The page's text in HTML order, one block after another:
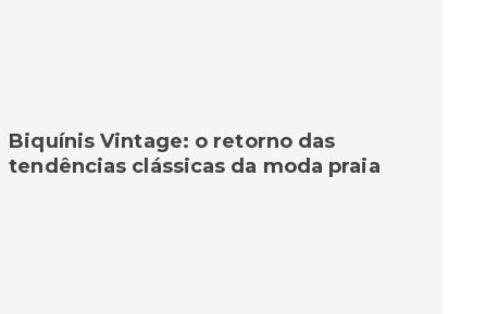
Biquínis Vintage: o retorno das
tendências clássicas da moda praia